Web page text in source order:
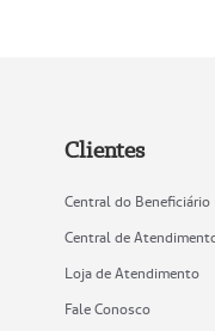
Clientes
Central do Beneficiário
Central de
Loja de Atendimento
Fale Conosco